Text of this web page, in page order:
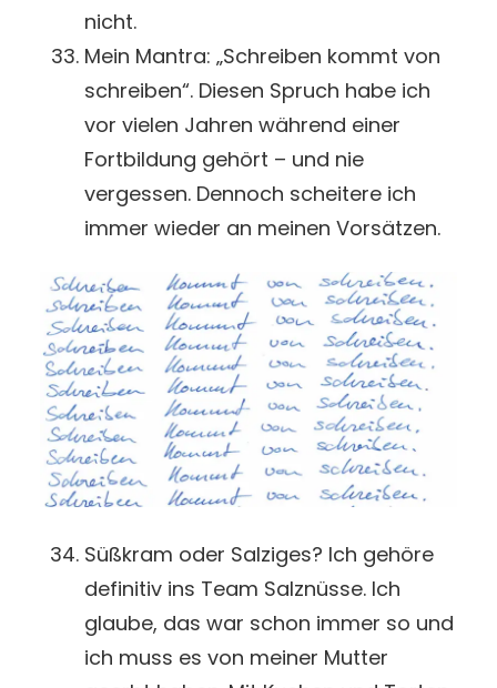
nicht.
Mein Mantra: „Schreiben kommt von
schreiben“. Diesen Spruch habe ich
vor vielen Jahren während einer
Fortbildung gehört – und nie
vergessen. Dennoch scheitere ich
immer wieder an meinen Vorsätzen.
Süßkram oder Salziges? Ich gehöre
definitiv ins Team Salznüsse. Ich
glaube, das war schon immer so und
ich muss es von meiner Mutter